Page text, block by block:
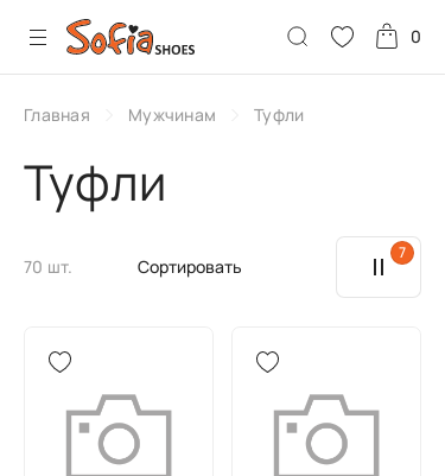
0
Главная Мужчинам Туфли
Туфли
Сортировать
70 шт.
7